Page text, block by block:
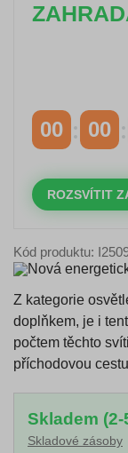
00 00
ROZSVÍTIT
Kód produktu:
Z kategorie
doplňkem, je i
počtem těchto
příchodovou
Skladem
Skladové zásoby